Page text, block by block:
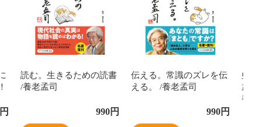
円
読む。生きるための読書
/養老孟司
990円
伝える。常識のズレを伝
える。 /養老孟司
990円
虫と
孟司
養老